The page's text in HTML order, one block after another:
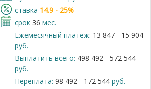
cтавка 14.9 - 25%
срок 36 мес.
Ежемесячный платеж: 13 847 - 15 904
руб.
Выплатить всего: 498 492 - 572 544
руб.
Переплата: 98 492 - 172 544руб.